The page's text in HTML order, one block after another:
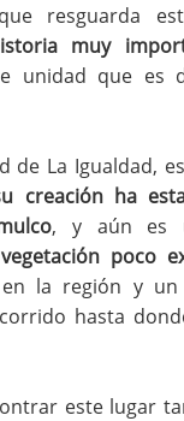
resguarda
muy
unidad que es
de La Igualdad,
creación ha
, y aún es
poco
la región y un
hasta
este lugar